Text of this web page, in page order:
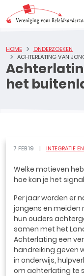
het
HOME
ONDERZOEKEN
ACHTERLATING VAN
7 FEB 19 INTEGRATIE
Welke motieven
hoe kan je het
Per jaar worden er
jongens en
hun ouders
samen met het
Achterlating een
handreiking geven
in onderwijs,
om achterlating te